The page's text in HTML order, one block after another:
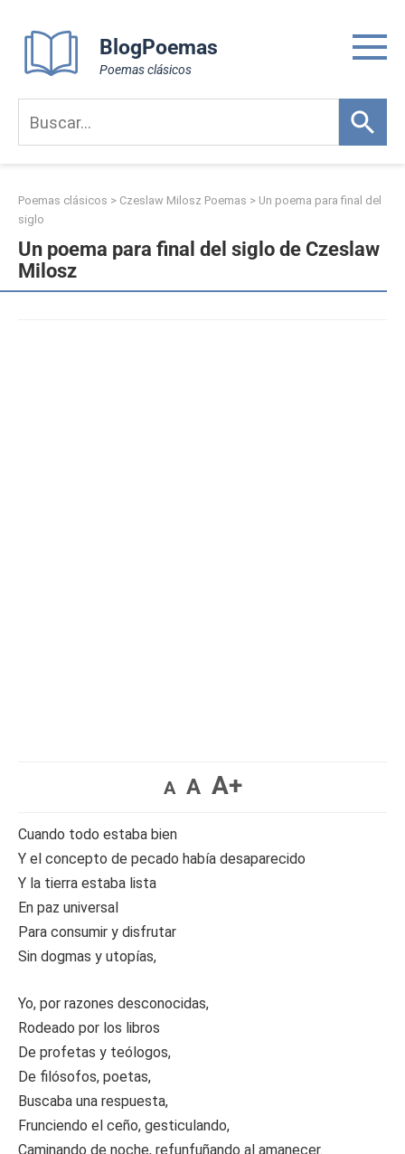
content
BlogPoemas
Poemas clásicos
Poemas clásicos > Czeslaw Milosz Poemas > Un poema para final del
siglo
Un poema para final del siglo de Czeslaw
Milosz
A A A+
Cuando todo estaba bien
Y el concepto de pecado había desaparecido
Y la tierra estaba lista
En paz universal
Para consumir y disfrutar
Sin dogmas y utopías,
Yo, por razones desconocidas,
Rodeado por los libros
De profetas y teólogos,
De filósofos, poetas,
Buscaba una respuesta,
Frunciendo el ceño, gesticulando,
Caminando de noche, refunfuñando al amanecer.